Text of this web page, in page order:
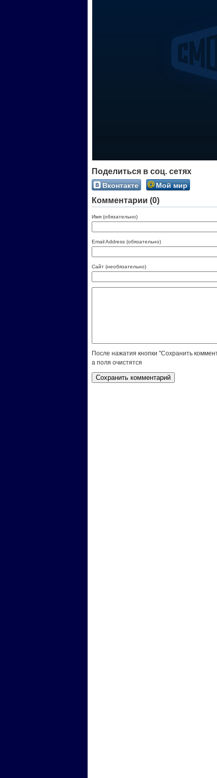
Поделиться в соц. сетях
Вконтакте Мой мир
Комментарии (0)
Имя (обязательно)
Email Address (обязательно)
Сайт (необязательно)
После нажатия кнопки "Сохранить
а поля очистятся